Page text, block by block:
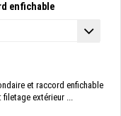
enfichable
et raccord enfichable
filetage extérieur ...